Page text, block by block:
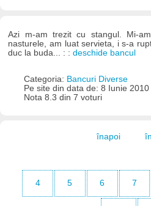
Azi m-am trezit cu stangul. Mi-
nasturele, am luat servieta, i s-a
duc la buda... : :deschide bancul
Categoria: Bancuri Diverse
Pe site din data de: 8 Iunie 2010
Nota 8.3 din 7 voturi
înapoi
4 5 6 7